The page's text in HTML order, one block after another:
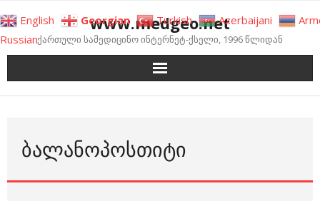
to
content
www.medgeo.net
ქართული სამედიცინო ინტერნეტ-ქსელი, 1996 წლიდან
ᲑᲐᲚᲐᲜᲝᲞᲝᲡᲗᲘᲢᲘ
English Georgian Turkish Azerbaijani
Russian